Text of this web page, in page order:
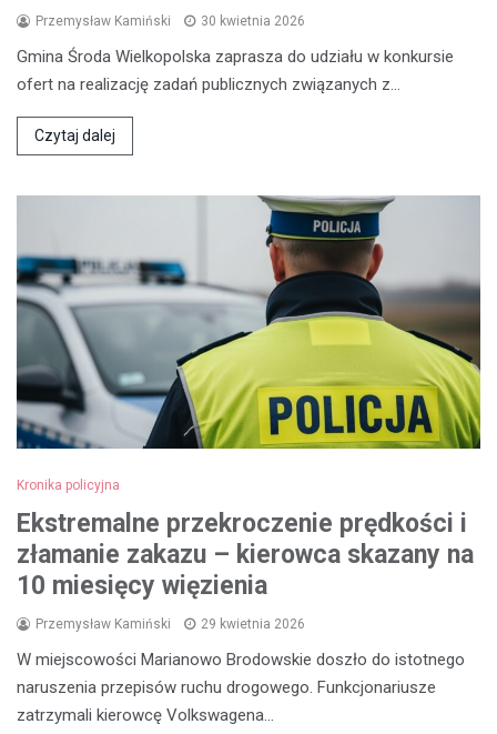
Przemysław Kamiński 30 kwietnia 2026
Gmina Środa Wielkopolska zaprasza do udziału w konkursie
ofert na realizację zadań publicznych związanych z…
Czytaj dalej
Kronika policyjna
Ekstremalne przekroczenie prędkości i
złamanie zakazu – kierowca skazany na
10 miesięcy więzienia
Przemysław Kamiński 29 kwietnia 2026
W miejscowości Marianowo Brodowskie doszło do istotnego
naruszenia przepisów ruchu drogowego. Funkcjonariusze
zatrzymali kierowcę Volkswagena…